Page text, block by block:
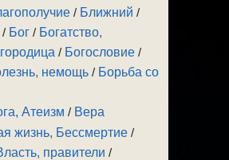
/ Ближний /
/ Бог / Богатство,
/ Богословие /
немощь / Борьба со
Атеизм / Вера
жизнь, Бессмертие /
правители /